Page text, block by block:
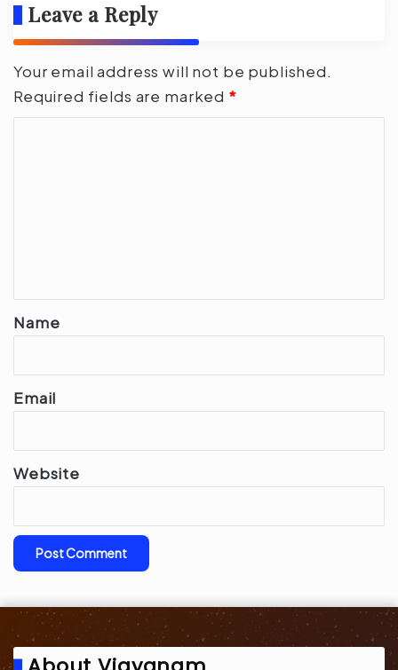
Leave a Reply
Your email address will not be published.
Required fields are marked *
*
Name
Email
Website